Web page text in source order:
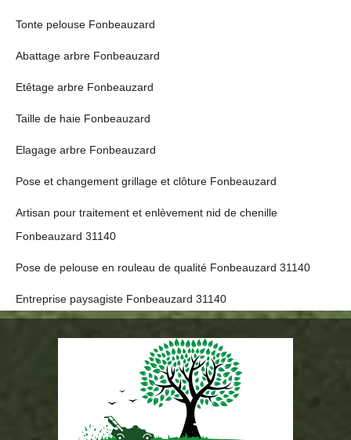
Tonte pelouse Fonbeauzard
Abattage arbre Fonbeauzard
Etêtage arbre Fonbeauzard
Taille de haie Fonbeauzard
Elagage arbre Fonbeauzard
Pose et changement grillage et clôture Fonbeauzard
Artisan pour traitement et enlèvement nid de chenille
Fonbeauzard 31140
Pose de pelouse en rouleau de qualité Fonbeauzard 31140
Entreprise paysagiste Fonbeauzard 31140